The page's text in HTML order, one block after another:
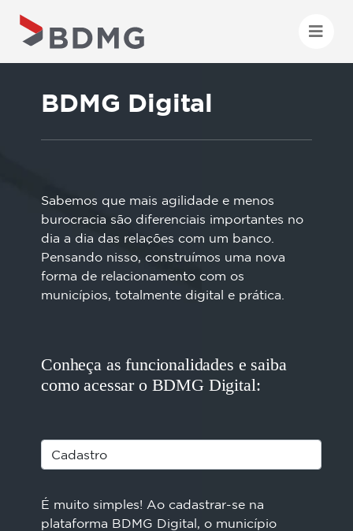
BDMG Digital
Sabemos que mais agilidade e menos
burocracia são diferenciais importantes no
dia a dia das relações com um banco.
Pensando nisso, construímos uma nova
forma de relacionamento com os
municípios, totalmente digital e prática.
Conheça as funcionalidades e saiba
como acessar o BDMG Digital:
É muito simples! Ao cadastrar-se na
plataforma BDMG Digital, o município